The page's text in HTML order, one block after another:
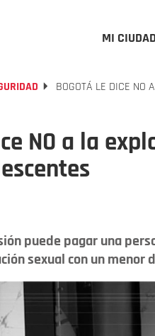
MI CIUDAD
BOGOTÁ LE DICE NO
NO a la
puede pagar una
sexual con un menor